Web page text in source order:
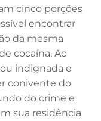
cinco porções
encontrar
da mesma
cocaína. Ao
indignada e
conivente do
do crime e
sua residência